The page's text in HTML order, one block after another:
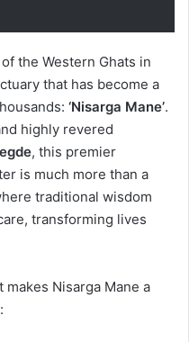
the Western Ghats in
that has become a
‘Nisarga Mane’.
highly revered
, this premier
is much more than a
traditional wisdom
transforming lives
Nisarga Mane a